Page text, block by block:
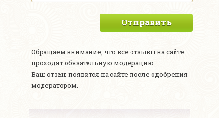
Отправить
Обращаем внимание, что все отзывы на сайте
проходят обязательную модерацию.
Ваш отзыв появится на сайте после одобрения
модератором.